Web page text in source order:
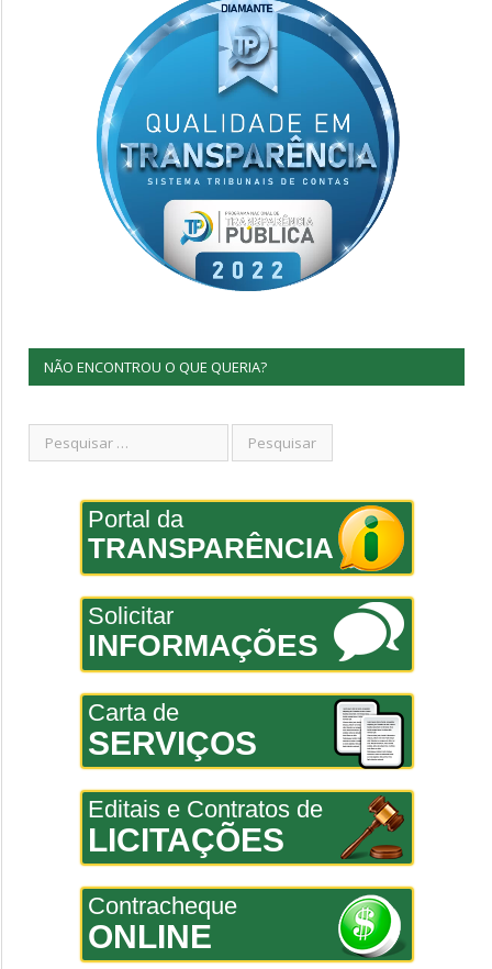
NÃO ENCONTROU O QUE QUERIA?
Portal da
TRANSPARÊNCIA
Solicitar
INFORMAÇÕES
Carta de
SERVIÇOS
Editais e Contratos de
LICITAÇÕES
Contracheque
ONLINE